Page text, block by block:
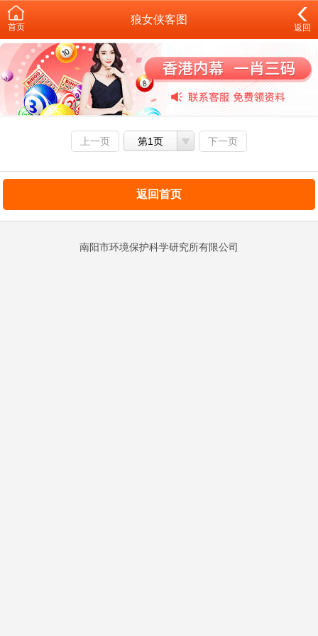
首页
狼女侠客图
返回
上一页 第1页 下一页
返回首页
南阳市环境保护科学研究所有限公司